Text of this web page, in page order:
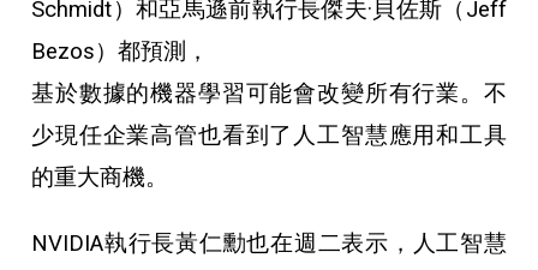
Schmidt）和亞馬遜前執行長傑夫·貝佐斯（Jeff
Bezos）都預測，
基於數據的機器學習可能會改變所有行業。不
少現任企業高管也看到了人工智慧應用和工具
的重大商機。
NVIDIA執行長黃仁勳也在週二表示，人工智慧